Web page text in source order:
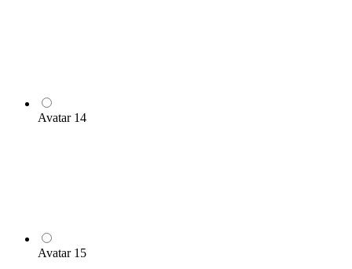
Avatar 14
Avatar 15